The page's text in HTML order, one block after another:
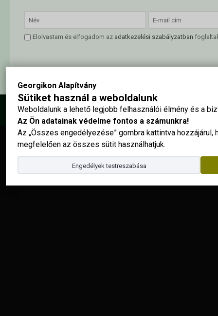
Georgikon Alapítvány
Sütiket használ a weboldalunk
Weboldalunk a lehető legjobb felhasználói élmény és a
Az Ön adatainak védelme fontos a számunkra!
Az „Összes engedélyezése” gombra kattintva hozzájárul,
megfelelően az összes sütit használhatjuk.
Engedélyek testreszabása
Elolvastam és elfogadom az adatkezelési szabályzatban
© 2025 - Georgikon Alapítvány |site by